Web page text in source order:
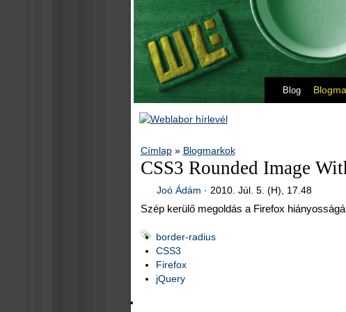
Blog
Címlap» Blogmarkok
CSS3 Rounded Image
Joó Ádám · 2010. Júl. 5. (H), 17.48
Szép kerülő megoldás a Firefox
border-radius
CSS3
Firefox
jQuery